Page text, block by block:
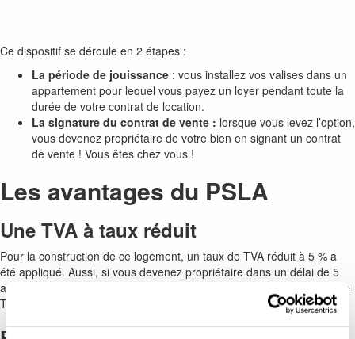
Ce dispositif se déroule en 2 étapes :
La période de jouissance : vous installez vos valises dans un
appartement pour lequel vous payez un loyer pendant toute la
durée de votre contrat de location.
La signature du contrat de vente : lorsque vous levez l’option,
vous devenez propriétaire de votre bien en signant un contrat
de vente ! Vous êtes chez vous !
Les avantages du PSLA
Une TVA à taux réduit
Pour la construction de ce logement, un taux de TVA réduit à 5 % a
été appliqué. Aussi, si vous devenez propriétaire dans un délai de 5
ans après la fin de la construction, vous bénéficierez également d’une
TVA à 5 % !